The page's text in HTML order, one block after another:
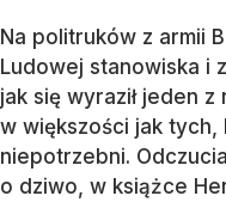
Na politruków z armii
Ludowej stanowiska i
jak się wyraził jeden
w większości jak
niepotrzebni.
o dziwo, w książce